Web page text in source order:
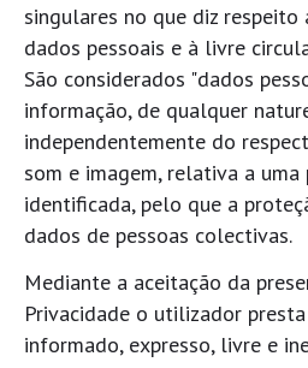
singulares no que diz
dados pessoais e à livre
São considerados "dados
informação, de qualquer
independentemente do
som e imagem, relativa a uma
identificada, pelo que a
dados de pessoas colectivas.
Mediante a aceitação da
Privacidade o utilizador
informado, expresso, livre e